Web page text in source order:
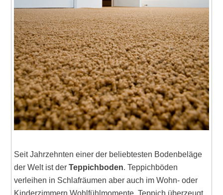
Seit Jahrzehnten einer der beliebtesten Bodenbeläge
der Welt ist derTeppichboden. Teppichböden
verleihen in Schlafräumen aber auch im Wohn- oder
Kinderzimmern Wohlfühlmomente. Teppich überzeugt